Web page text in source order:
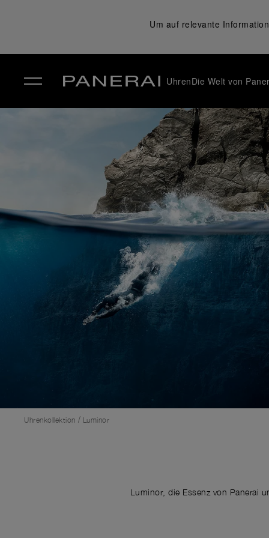
Um auf relevante
UhrenDie Welt von
Uhrenkollektion / Luminor
Luminor, die Essenz von Panerai